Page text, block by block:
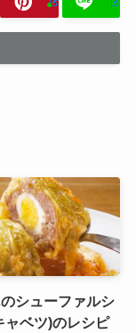
シューファルシ
ャベツ)のレシピ